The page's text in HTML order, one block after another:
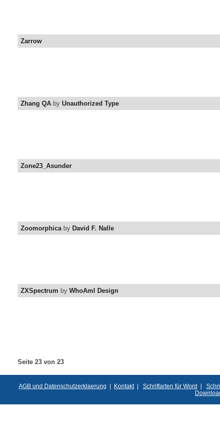
Zarrow
Zhang QA by Unauthorized Type
Zone23_Asunder
Zoomorphicaby David F. Nalle
ZXSpectrum by WhoAmI Design
Seite 23 von 23
AGB und Datenschutzerklaerung | Kontakt| Schriftarten für Word |